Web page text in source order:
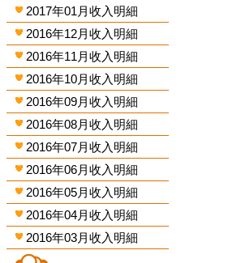
2017年01月收入明細
2016年12月收入明細
2016年11月收入明細
2016年10月收入明細
2016年09月收入明細
2016年08月收入明細
2016年07月收入明細
2016年06月收入明細
2016年05月收入明細
2016年04月收入明細
2016年03月收入明細